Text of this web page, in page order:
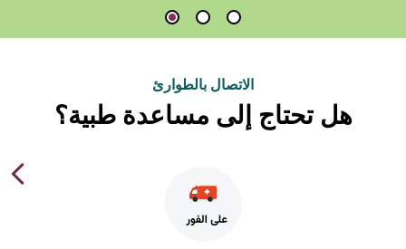
الاتصال بالطوارئ
هل تحتاج إلى مساعدة طبية؟